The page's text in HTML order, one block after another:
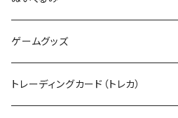
カタログ
TOMIX (N)
デカール
その他のロボット
その他のキャラクター
RCパーツ
ゲームグッズ
トレーディングカード（トレカ）